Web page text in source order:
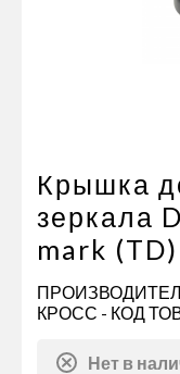
Крышка
зеркала
mark (TD)
КРОСС - КОД
Нет в